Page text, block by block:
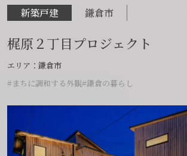
新築戸建 鎌倉市
梶原２丁目プロジェクト
エリア：鎌倉市
#まちに調和する外観#鎌倉の暮らし